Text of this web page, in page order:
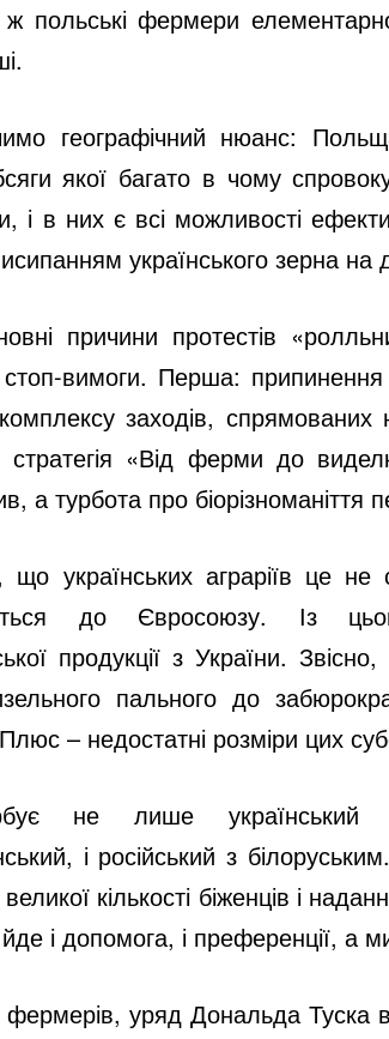
польські фермери
географічний нюанс:
якої багато в чому
і в них є всі можливості
українського зерна на
причини протестів
вимоги. Перша: припинення
заходів,
«Від ферми до
а турбота про
що українських аграріїв це
до Євросоюзу. Із
продукції з України.
пального до
Плюс – недостатні розміри цих
не лише український
і російський з
великої кількості біженців і
йде і допомога, і преференції, а
уряд Дональда Туска